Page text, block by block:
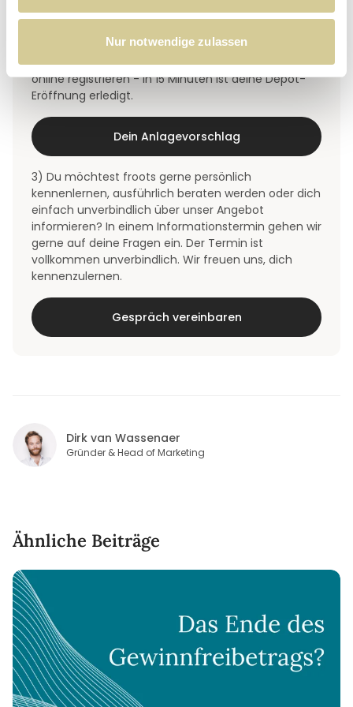
Nur notwendige zulassen
Anlagevorschlag sehen und dein erstes Depot
eröffnen möchtest, dann kannst du dich bequem
online registrieren - in 15 Minuten ist deine Depot-
Eröffnung erledigt.
Dein Anlagevorschlag
3) Du möchtest froots gerne persönlich
kennenlernen, ausführlich beraten werden oder dich
einfach unverbindlich über unser Angebot
informieren? In einem Informationstermin gehen wir
gerne auf deine Fragen ein. Der Termin ist
vollkommen unverbindlich. Wir freuen uns, dich
kennenzulernen.
Gespräch vereinbaren
Dirk van Wassenaer
Gründer & Head of Marketing
Ähnliche Beiträge